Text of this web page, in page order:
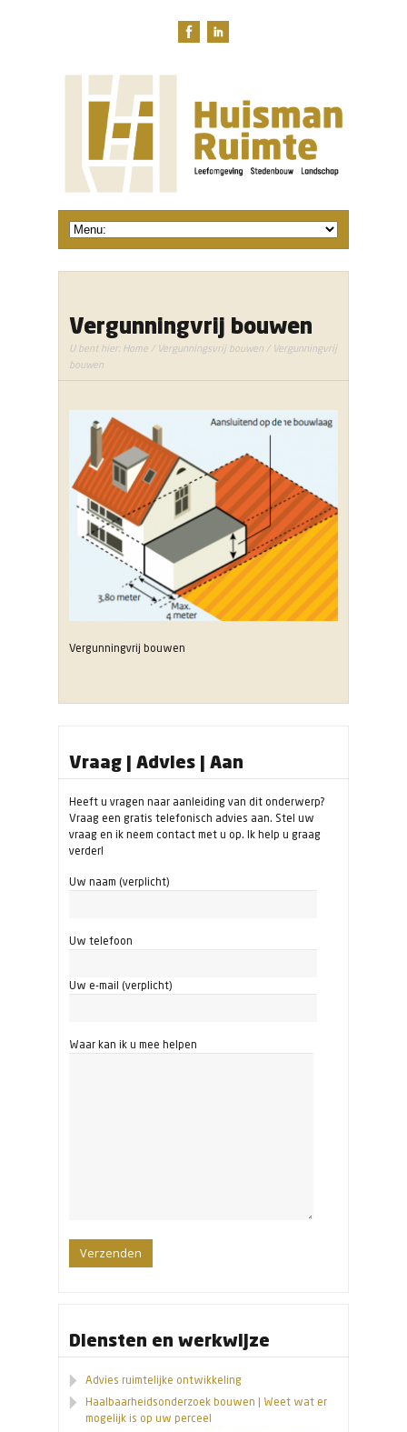
Vergunningvrij bouwen
U bent hier: Home / Vergunningsvrij bouwen / Vergunningvrij
bouwen
Vergunningvrij bouwen
Vraag | Advies | Aan
Heeft u vragen naar aanleiding van dit onderwerp?
Vraag een gratis telefonisch advies aan. Stel uw
vraag en ik neem contact met u op. Ik help u graag
verder!
Uw naam (verplicht)
Uw telefoon
Uw e-mail (verplicht)
Waar kan ik u mee helpen
Diensten en werkwijze
Advies ruimtelijke ontwikkeling
Haalbaarheidsonderzoek bouwen | Weet wat er
mogelijk is op uw perceel